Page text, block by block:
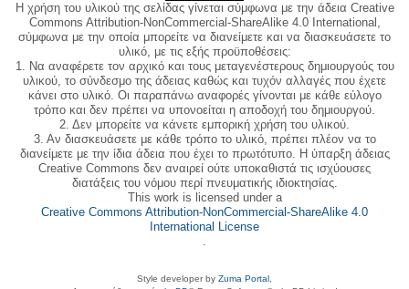
Η χρήση του υλικού της σελίδας γίνεται σύμφωνα με την άδεια Creative
Commons Attribution-NonCommercial-ShareAlike 4.0 International,
σύμφωνα με την οποία μπορείτε να διανείμετε και να διασκευάσετε το
υλικό, με τις εξής προϋποθέσεις:
1. Να αναφέρετε τον αρχικό και τους μεταγενέστερους δημιουργούς του
υλικού, το σύνδεσμο της άδειας καθώς και τυχόν αλλαγές που έχετε
κάνει στο υλικό. Οι παραπάνω αναφορές γίνονται με κάθε εύλογο
τρόπο και δεν πρέπει να υπονοείται η αποδοχή του δημιουργού.
2. Δεν μπορείτε να κάνετε εμπορική χρήση του υλικού.
3. Αν διασκευάσετε με κάθε τρόπο το υλικό, πρέπει πλέον να το
διανείμετε με την ίδια άδεια που έχει το πρωτότυπο. Η ύπαρξη άδειας
Creative Commons δεν αναιρεί ούτε υποκαθιστά τις ισχύουσες
διατάξεις του νόμου περί πνευματικής ιδιοκτησίας.
This work is licensed under a
Creative Commons Attribution-NonCommercial-ShareAlike 4.0
International License
.
Style developer by Zuma Portal